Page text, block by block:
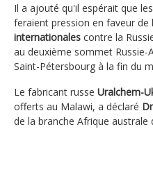
Il a ajouté qu'il espérait que
feraient pression en faveur de
internationales contre la
au deuxième sommet Russie-
Saint-Pétersbourg à la fin du
Le fabricant russe Uralchem-
offerts au Malawi, a déclaré
de la branche Afrique australe